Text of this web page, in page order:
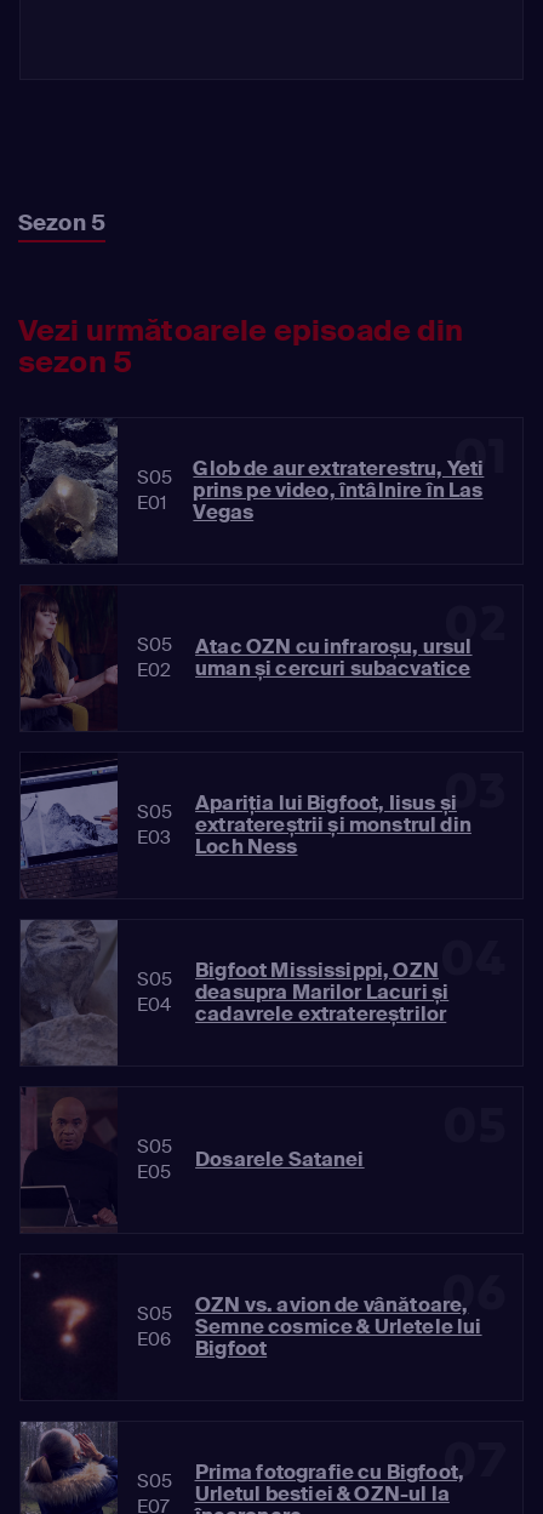
Sezon 5
Vezi următoarele episoade din
sezon 5
01
S05
E01
Glob de aur extraterestru, Yeti
prins pe video, întâlnire în Las
Vegas
02
S05
E02
Atac OZN cu infraroșu, ursul
uman și cercuri subacvatice
03
S05
E03
Apariția lui Bigfoot, Iisus și
extratereștrii și monstrul din
Loch Ness
S05
E04
Bigfoot Mississippi, OZN
deasupra Marilor Lacuri și
cadavrele extratereștrilor
S05
E05
Dosarele Satanei
06
S05
E06
OZN vs. avion de vânătoare,
Semne cosmice & Urletele lui
Bigfoot
07
S05
E07
Prima fotografie cu Bigfoot,
Urletul bestiei & OZN-ul la